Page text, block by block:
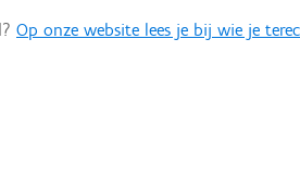
? Op onze website lees je bij wie je